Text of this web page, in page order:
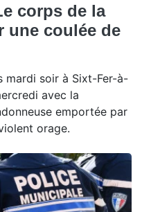
corps de la
une coulée de
mardi soir à Sixt-Fer-à-
avec la
emportée par
orage.